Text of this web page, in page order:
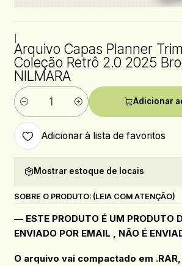
Arquivo Capas Planner
Coleção Retrô 2.0 2025
NILMARA
Quantidade
Adicionar
Adicionar à lista de favoritos
Mostrar estoque de locais
SOBRE O PRODUTO: (LEIA COM ATENÇÃO)
— ESTE PRODUTO É UM PRODUTO
ENVIADO POR EMAIL , NÃO É
O arquivo vai compactado em